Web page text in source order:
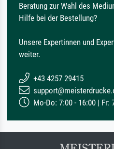
Beratung zur Wahl des
Hilfe bei der Bestellung?
Unsere Expertinnen und
weiter.
+43 4257 29415
Mo-Do: 7:00 - 16:00 | Fr: